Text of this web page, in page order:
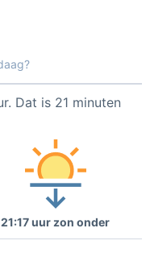
Dat is 21 minuten
21:17 uur zon onder